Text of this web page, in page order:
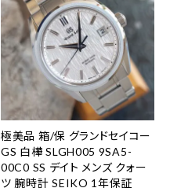
極美品 箱/保 グランドセイコー
GS 白樺 SLGH005 9SA5-
00C0 SS デイト メンズ クォー
ツ 腕時計 SEIKO 1年保証